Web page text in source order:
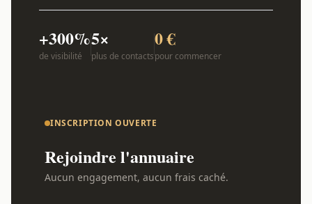
+300%
de visibilité
5×
plus de contacts
0 €
pour commencer
INSCRIPTION OUVERTE
Rejoindre l'annuaire
Aucun engagement, aucun frais caché.